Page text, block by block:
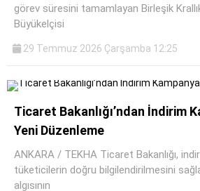
görev süresini tamamlayan Birleşik
Büyükelçisi
29 Temmuz 2026 Çarşamba 12:25
Ticaret Bakanlığı’ndan İndirim
Yeni Düzenleme
ANKARA / TEKHA Ticaret Bakanlığı,
tüketicilerin doğru bilgilendirilmesini
algısının